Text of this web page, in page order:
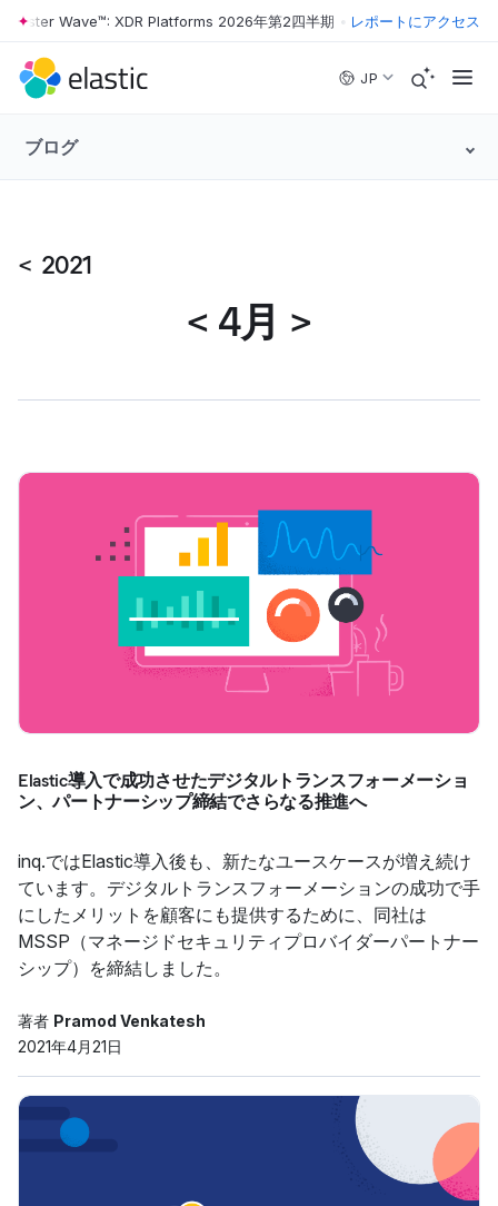
Skip to main content
Wave™: XDR Platforms 2026年第2四半期 • The Forrester
レポートにアクセス
JP
ブログ
< 2021
< 4月 >
Elastic導入で成功させたデジタルトランスフォーメーショ
ン、パートナーシップ締結でさらなる推進へ
inq.ではElastic導入後も、新たなユースケースが増え続け
ています。デジタルトランスフォーメーションの成功で手
にしたメリットを顧客にも提供するために、同社は
MSSP（マネージドセキュリティプロバイダーパートナー
シップ）を締結しました。
著者 Pramod Venkatesh
2021年4月21日